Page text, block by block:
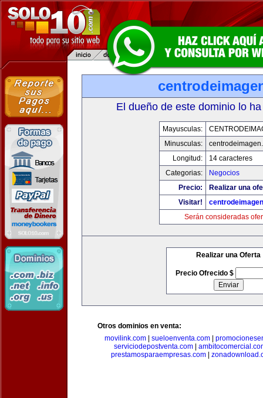
El dueño de este dominio lo
Mayusculas:
Minusculas:
Longitud:
14 caracteres
Categorias:
Negocios
Precio:
Realizar una
Visitar!
Serán consideradas
Realizar una Oferta
Precio Ofrecido $
Otros dominios en venta:
movilink.com
sueloenventa.com
serviciodepostventa.com
prestamosparaempresas.com